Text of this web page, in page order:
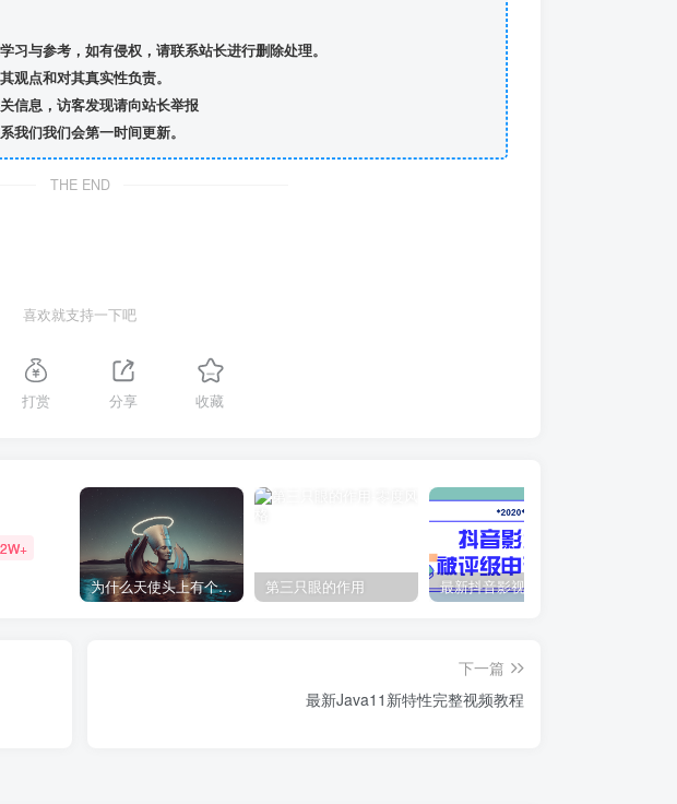
与参考，如有侵权，请联系站长进行删除处理。
观点和对其真实性负责。
信息，访客发现请向站长举报
我们我们会第一时间更新。
THE END
喜欢就支持一下吧
打赏 分享 收藏
为什么天使头上有个圈？ 第三只眼的作用
下一篇
最新Java11新特性完整视频教程